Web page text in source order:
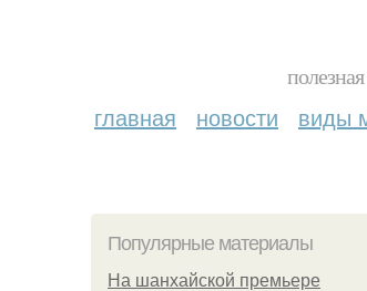
главная новости виды
Популярные материалы
На шанхайской премьере